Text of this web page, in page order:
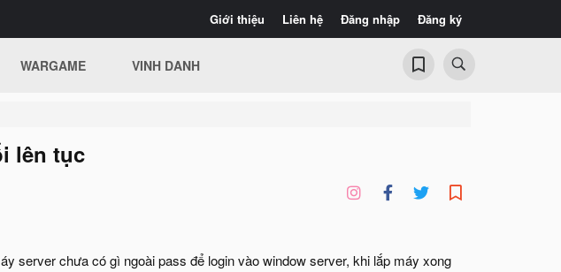
Giới thiệu Liên hệ Đăng nhập Đăng ký
WARGAME VINH DANH
lên tục
server chưa có gì ngoài pass để login vào window server, khi lắp máy xong